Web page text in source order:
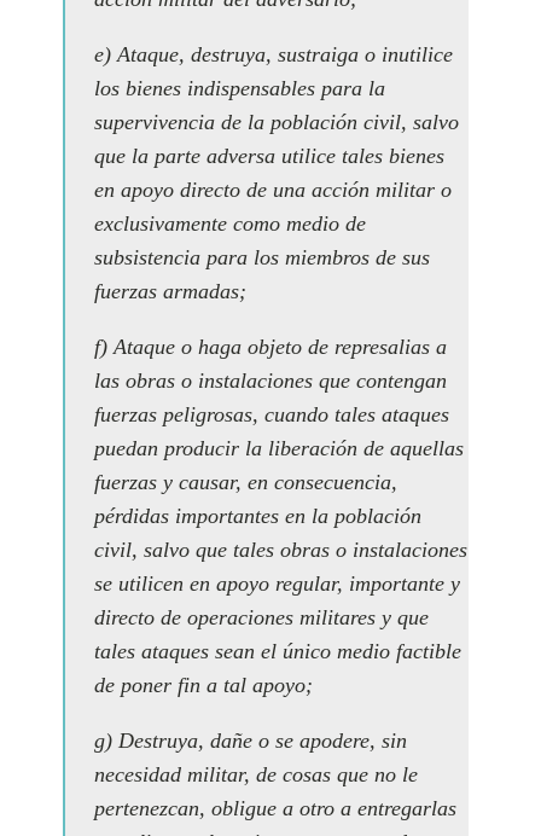
e) Ataque, destruya, sustraiga o inutilice
los bienes indispensables para la
supervivencia de la población civil, salvo
que la parte adversa utilice tales bienes
en apoyo directo de una acción militar o
exclusivamente como medio de
subsistencia para los miembros de sus
fuerzas armadas;
f) Ataque o haga objeto de represalias a
las obras o instalaciones que contengan
fuerzas peligrosas, cuando tales ataques
puedan producir la liberación de aquellas
fuerzas y causar, en consecuencia,
pérdidas importantes en la población
civil, salvo que tales obras o instalaciones
se utilicen en apoyo regular, importante y
directo de operaciones militares y que
tales ataques sean el único medio factible
de poner fin a tal apoyo;
g) Destruya, dañe o se apodere, sin
necesidad militar, de cosas que no le
pertenezcan, obligue a otro a entregarlas